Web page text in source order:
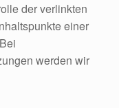
der verlinkten
einer
werden wir